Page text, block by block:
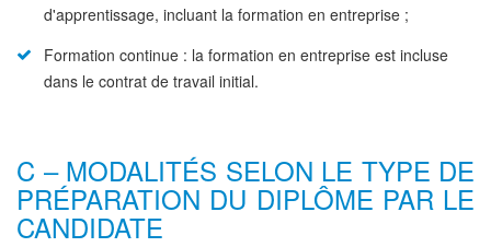
d'apprentissage, incluant la formation en entreprise ;
Formation continue : la formation en entreprise est incluse
dans le contrat de travail initial.
C – MODALITÉS SELON LE TYPE DE
PRÉPARATION DU DIPLÔME PAR LE
CANDIDATE